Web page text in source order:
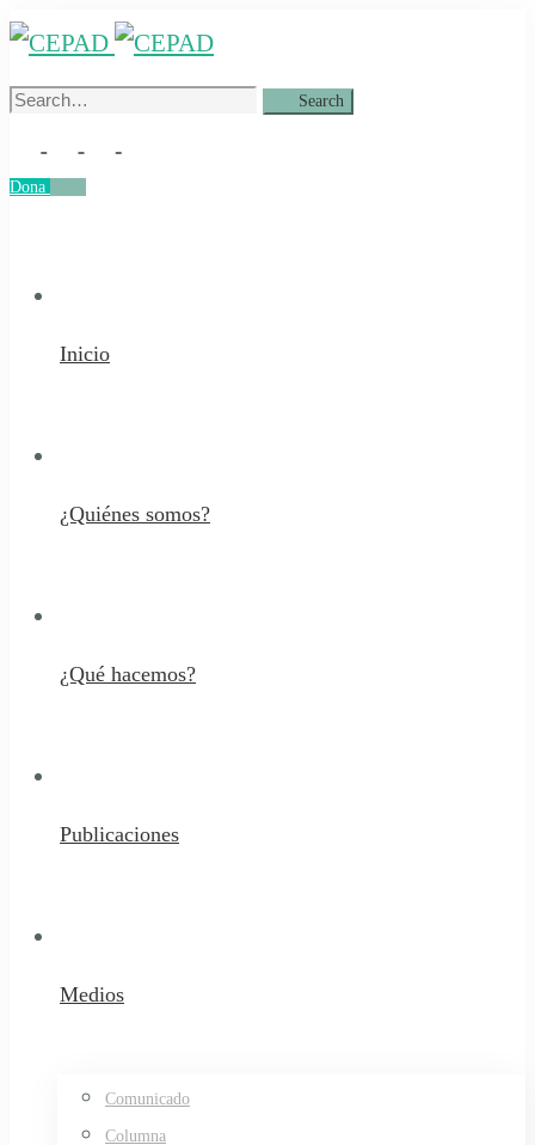
Search
Search
Dona
Inicio
¿Quiénes somos?
¿Qué hacemos?
Publicaciones
Medios
Comunicado
Columna